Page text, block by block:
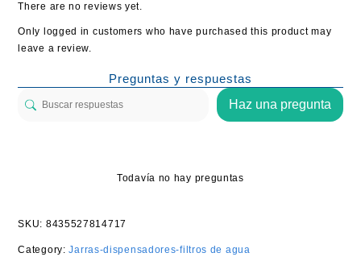
There are no reviews yet.
Only logged in customers who have purchased this product may
leave a review.
Preguntas y respuestas
Haz una pregunta
Todavía no hay preguntas
SKU: 8435527814717
Category:Jarras-dispensadores-filtros de agua